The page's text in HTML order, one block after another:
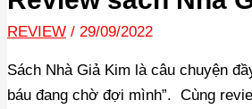
REVIEW / 29/09/2022
Sách Nhà Giả Kim là câu chuyện
báu đang chờ đợi mình”. Cùng